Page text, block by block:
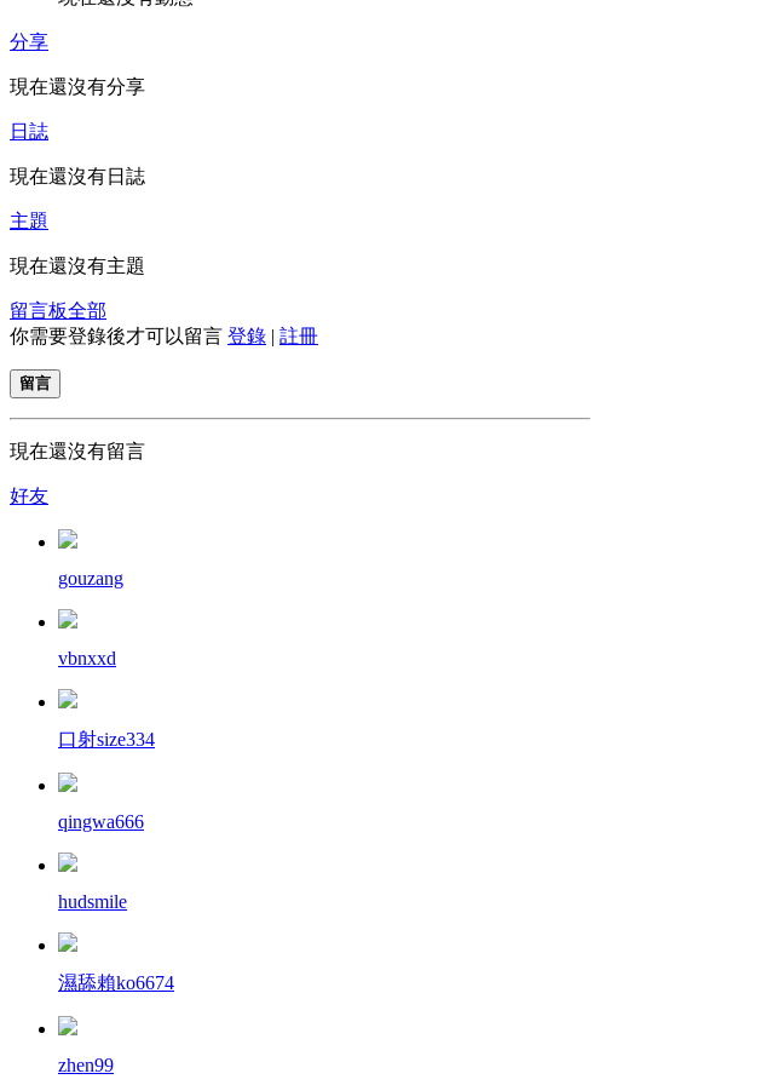
分享
現在還沒有分享
日誌
現在還沒有日誌
主題
現在還沒有主題
留言板全部
你需要登錄後才可以留言 登錄 | 註冊
留言
現在還沒有留言
好友
gouzang
vbnxxd
口射size334
qingwa666
hudsmile
濕舔賴ko6674
zhen99